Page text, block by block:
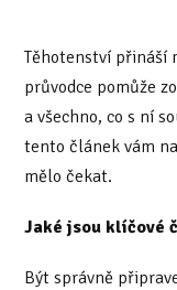
Těhotenství přináší
průvodce pomůže
a všechno, co s ní
tento článek vám
mělo čekat.
Jaké jsou klíčové
Být správně